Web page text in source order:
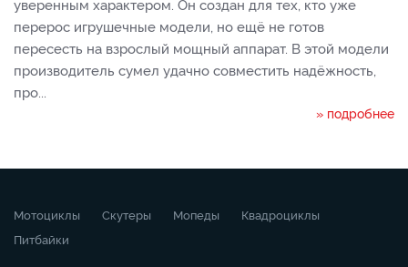
уверенным характером. Он создан для тех, кто уже
перерос игрушечные модели, но ещё не готов
пересесть на взрослый мощный аппарат. В этой модели
производитель сумел удачно совместить надёжность,
про...
» подробнее
Мотоциклы Скутеры Мопеды
Квадроциклы
Питбайки